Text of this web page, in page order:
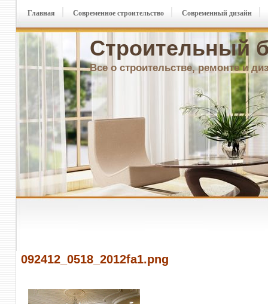
Строительный
Все о строительстве, ремонте и
Главная Современное строительство Современный дизайн
092412_0518_2012fa1.png